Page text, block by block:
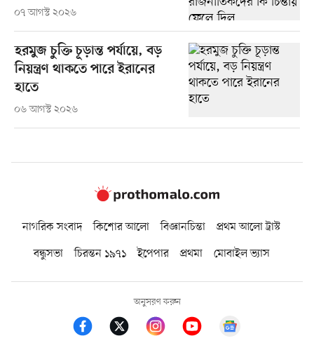
০৭ আগস্ট ২০২৬
হরমুজ চুক্তি চূড়ান্ত পর্যায়ে, বড়
নিয়ন্ত্রণ থাকতে পারে ইরানের
হাতে
০৬ আগস্ট ২০২৬
নাগরিক সংবাদ কিশোর আলো বিজ্ঞানচিন্তা
প্রথম আলো ট্রাস্ট
বন্ধুসভা
চিরন্তন ১৯৭১ ইপেপার প্রথমা মোবাইল ভ্যাস
অনুসরণ করুন